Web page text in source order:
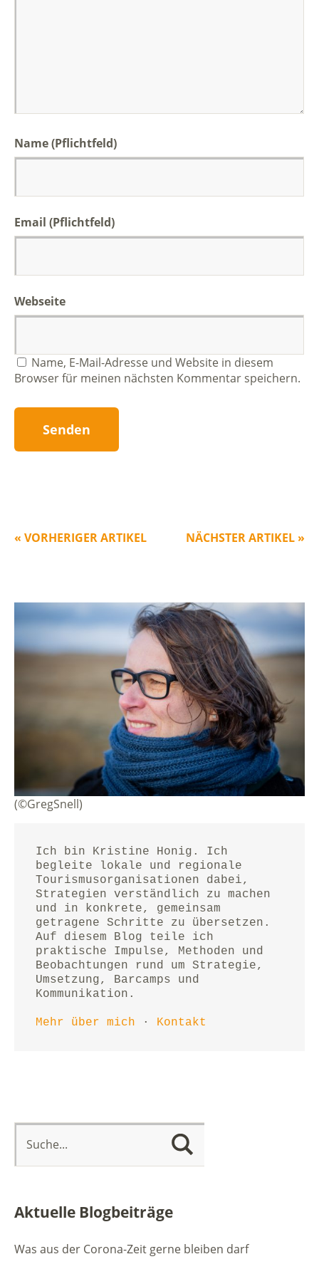
Name (Pflichtfeld)
Email (Pflichtfeld)
Webseite
Name, E-Mail-Adresse und Website in diesem
Browser für meinen nächsten Kommentar speichern.
NÄCHSTER ARTIKEL »
« VORHERIGER ARTIKEL
(©GregSnell)
Ich bin Kristine Honig. Ich
begleite lokale und regionale
Tourismusorganisationen dabei,
Strategien verständlich zu machen
und in konkrete, gemeinsam
getragene Schritte zu übersetzen.
Auf diesem Blog teile ich
praktische Impulse, Methoden und
Beobachtungen rund um Strategie,
Umsetzung, Barcamps und
Kommunikation.
Mehr über mich · Kontakt
Aktuelle Blogbeiträge
Was aus der Corona-Zeit gerne bleiben darf